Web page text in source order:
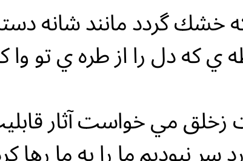
خشك گردد مانند شانه
ي كه دل را از طره ي تو وا
مي خواست آثار